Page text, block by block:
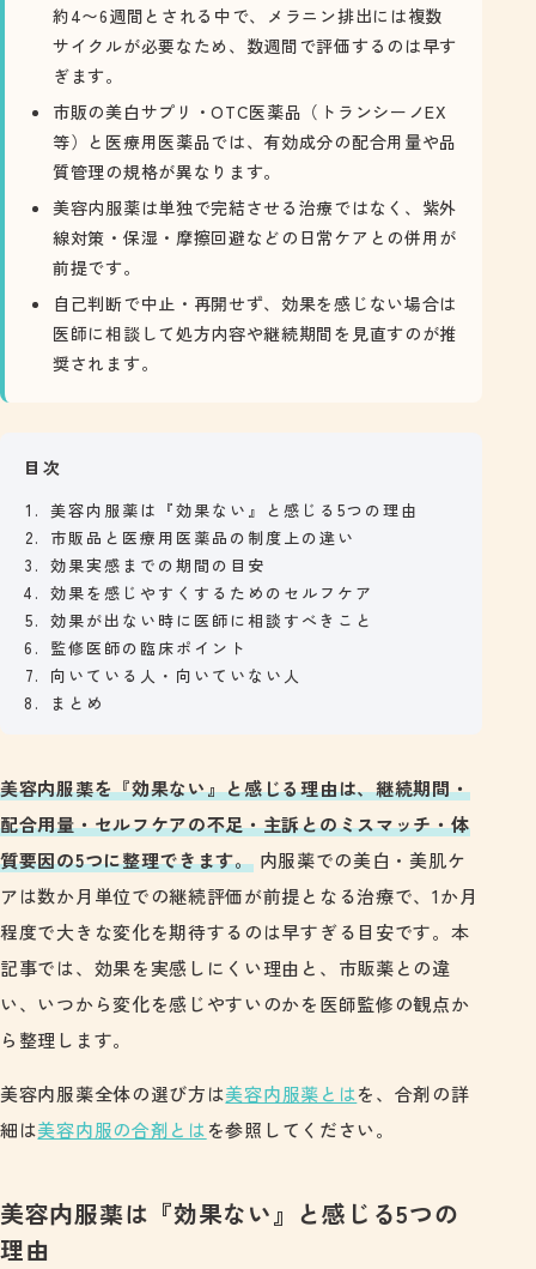
約4〜6週間とされる中で、メラニン排出には複数
サイクルが必要なため、数週間で評価するのは早す
ぎます。
市販の美白サプリ・OTC医薬品（トランシーノEX
等）と医療用医薬品では、有効成分の配合用量や品
質管理の規格が異なります。
美容内服薬は単独で完結させる治療ではなく、紫外
線対策・保湿・摩擦回避などの日常ケアとの併用が
前提です。
自己判断で中止・再開せず、効果を感じない場合は
医師に相談して処方内容や継続期間を見直すのが推
奨されます。
目次
美容内服薬は『効果ない』と感じる5つの理由
市販品と医療用医薬品の制度上の違い
効果実感までの期間の目安
効果を感じやすくするためのセルフケア
効果が出ない時に医師に相談すべきこと
監修医師の臨床ポイント
向いている人・向いていない人
まとめ
美容内服薬を『効果ない』と感じる理由は、継続期間・
配合用量・セルフケアの不足・主訴とのミスマッチ・体
質要因の5つに整理できます。内服薬での美白・美肌ケ
アは数か月単位での継続評価が前提となる治療で、1か月
程度で大きな変化を期待するのは早すぎる目安です。本
記事では、効果を実感しにくい理由と、市販薬との違
い、いつから変化を感じやすいのかを医師監修の観点か
ら整理します。
美容内服薬全体の選び方は美容内服薬とはを、合剤の詳
細は美容内服の合剤とはを参照してください。
美容内服薬は『効果ない』と感じる5つの
理由